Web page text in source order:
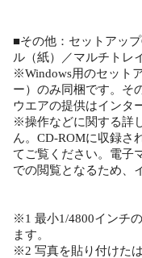
■その他：セットアッ
ル（紙）／マルチトレ
※Windows用のセット
ー）のみ同梱です。そ
ウエアの提供はインタ
※操作などに関する詳
ん。CD-ROMに収録さ
てご覧ください。電子
での閲覧となるため、
※1 最小1/4800インチ
ます。
※2 写真を貼り付けた